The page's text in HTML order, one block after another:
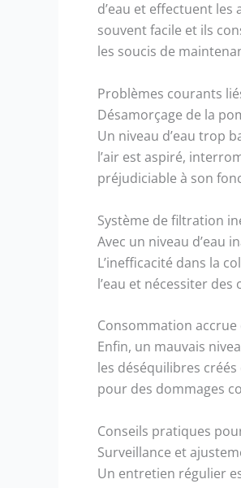
d’eau et effectuent
souvent facile et ils
les soucis de
Problèmes courants
Désamorçage de la
Un niveau d’eau trop
l’air est aspiré,
préjudiciable à son
Système de filtration
Avec un niveau d’eau
L’inefficacité dans la
l’eau et nécessiter
Consommation
Enfin, un mauvais
les déséquilibres créés
pour des dommages
Conseils pratiques
Surveillance et
Un entretien régulier